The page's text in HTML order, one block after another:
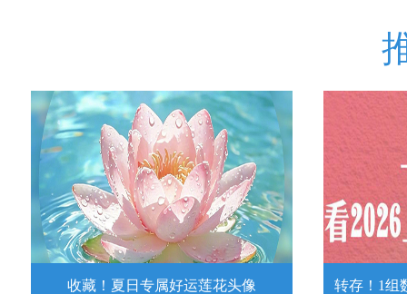
收藏！夏日专属好运莲花头像 转存！1组